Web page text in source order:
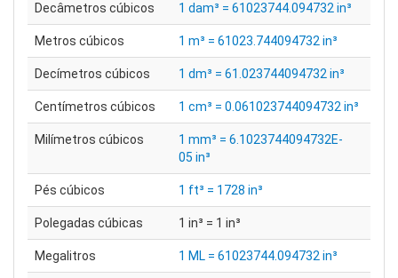
Decâmetros cúbicos 1 dam³ = 61023744.094732 in³
Metros cúbicos 1 m³ = 61023.744094732 in³
Decímetros cúbicos 1 dm³ = 61.023744094732 in³
Centímetros cúbicos 1 cm³ = 0.061023744094732 in³
Milímetros cúbicos
1 mm³ = 6.1023744094732E-
05 in³
Pés cúbicos 1 ft³ = 1728 in³
Polegadas cúbicas 1 in³ = 1 in³
Megalitros 1 ML = 61023744.094732 in³